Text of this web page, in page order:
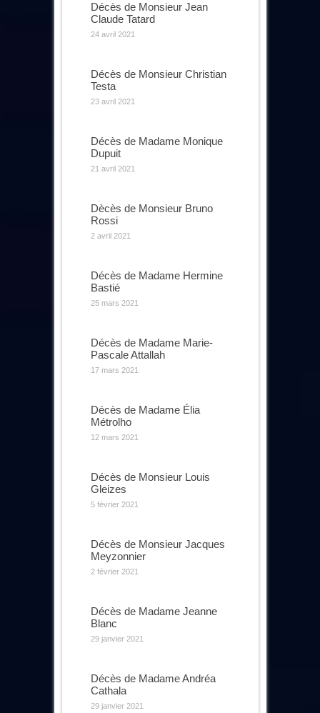
Décès de Monsieur Jean
Claude Tatard
24 avril 2021
Décès de Monsieur Christian
Testa
23 avril 2021
Décès de Madame Monique
Dupuit
21 avril 2021
Dècès de Monsieur Bruno
Rossi
2 avril 2021
Décès de Madame Hermine
Bastié
25 mars 2021
Décès de Madame Marie-
Pascale Attallah
17 mars 2021
Décès de Madame Élia
Métrolho
12 mars 2021
Décès de Monsieur Louis
Gleizes
5 février 2021
Décès de Monsieur Jacques
Meyzonnier
2 février 2021
Décès de Madame Jeanne
Blanc
29 janvier 2021
Décès de Madame Andréa
Cathala
29 janvier 2021